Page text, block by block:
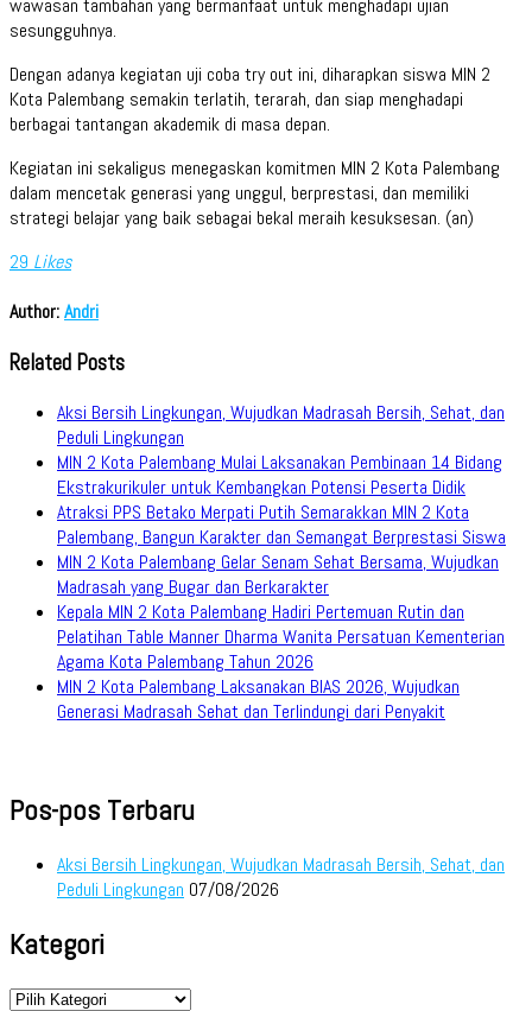
wawasan tambahan yang bermanfaat untuk menghadapi ujian
sesungguhnya.
Dengan adanya kegiatan uji coba try out ini, diharapkan siswa MIN 2
Kota Palembang semakin terlatih, terarah, dan siap menghadapi
berbagai tantangan akademik di masa depan.
Kegiatan ini sekaligus menegaskan komitmen MIN 2 Kota Palembang
dalam mencetak generasi yang unggul, berprestasi, dan memiliki
strategi belajar yang baik sebagai bekal meraih kesuksesan. (an)
29 Likes
Author:Andri
Related Posts
Aksi Bersih Lingkungan, Wujudkan Madrasah Bersih, Sehat, dan
Peduli Lingkungan
MIN 2 Kota Palembang Mulai Laksanakan Pembinaan 14 Bidang
Ekstrakurikuler untuk Kembangkan Potensi Peserta Didik
Atraksi PPS Betako Merpati Putih Semarakkan MIN 2 Kota
Palembang, Bangun Karakter dan Semangat Berprestasi Siswa
MIN 2 Kota Palembang Gelar Senam Sehat Bersama, Wujudkan
Madrasah yang Bugar dan Berkarakter
Kepala MIN 2 Kota Palembang Hadiri Pertemuan Rutin dan
Pelatihan Table Manner Dharma Wanita Persatuan Kementerian
Agama Kota Palembang Tahun 2026
MIN 2 Kota Palembang Laksanakan BIAS 2026, Wujudkan
Generasi Madrasah Sehat dan Terlindungi dari Penyakit
Pos-pos Terbaru
Aksi Bersih Lingkungan, Wujudkan Madrasah Bersih, Sehat, dan
Peduli Lingkungan 07/08/2026
Kategori
Kategori